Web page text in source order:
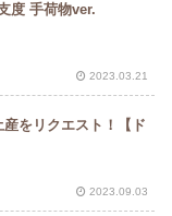
度 手荷物ver.
2023.03.21
をリクエスト！【ド
2023.09.03